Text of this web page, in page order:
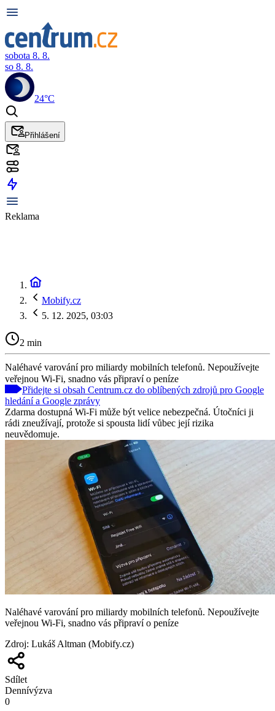
sobota 8. 8.
so 8. 8.
24°C
Přihlášení
Reklama
Mobify.cz
5. 12. 2025, 03:03
2 min
Naléhavé varování pro miliardy mobilních telefonů. Nepoužívejte
veřejnou Wi-Fi, snadno vás připraví o peníze
Přidejte si obsah Centrum.cz do oblíbených zdrojů pro Google
hledání a Google zprávy
Zdarma dostupná Wi-Fi může být velice nebezpečná. Útočníci ji
rádi zneužívají, protože si spousta lidí vůbec její rizika
neuvědomuje.
Naléhavé varování pro miliardy mobilních telefonů. Nepoužívejte
veřejnou Wi-Fi, snadno vás připraví o peníze
Zdroj: Lukáš Altman (Mobify.cz)
Sdílet
Dennívýzva
0